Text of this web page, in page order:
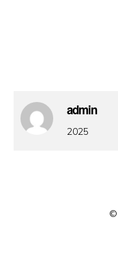
admin
2025
©